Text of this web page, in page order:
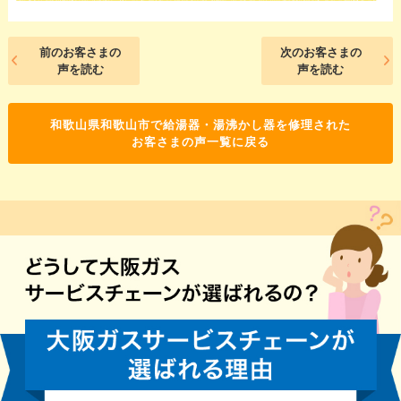
前のお客さまの
声を読む
次のお客さまの
声を読む
和歌山県和歌山市で給湯器・湯沸かし器を修理された
お客さまの声一覧に戻る